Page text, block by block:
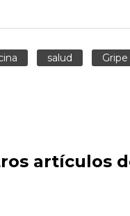
salud Gripe
artículos